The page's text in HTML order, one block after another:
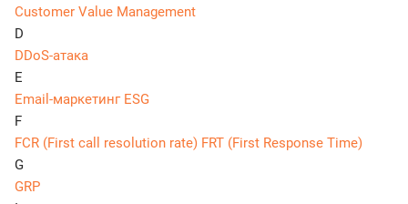
Customer Value Management
D
DDoS-атака
E
Email-маркетинг ESG
F
FCR (First call resolution rate) FRT (First Response Time)
G
GRP